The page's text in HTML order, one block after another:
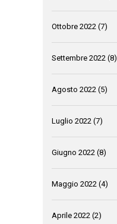
Ottobre 2022 (7)
Settembre 2022 (8)
Agosto 2022 (5)
Luglio 2022 (7)
Giugno 2022 (8)
Maggio 2022 (4)
Aprile 2022 (2)